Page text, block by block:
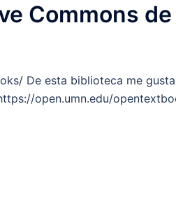
Commons
De esta biblioteca me
open.umn.edu/